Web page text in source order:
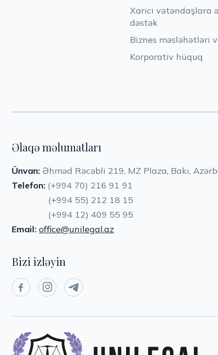
Xarici vətəndaşlara
dəstək
Biznes məsləhətləri
Korporativ hüquq
Əlaqə məlumatları
Ünvan: Əhməd Rəcəbli 219, MZ Plaza, Bakı,
Telefon: (+994 70) 216 91 91
(+994 55) 212 18 15
(+994 12) 409 55 95
Email: office@unilegal.az
Bizi izləyin
  